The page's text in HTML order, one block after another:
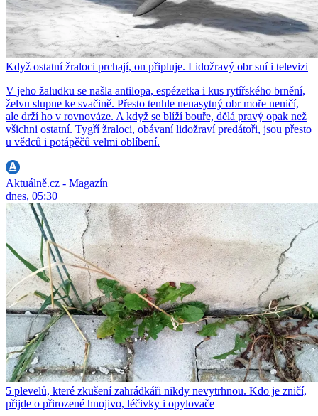
Když ostatní žraloci prchají, on připluje. Lidožravý obr sní i televizi
V jeho žaludku se našla antilopa, espézetka i kus rytířského brnění,
želvu slupne ke svačině. Přesto tenhle nenasytný obr moře neničí,
ale drží ho v rovnováze. A když se blíží bouře, dělá pravý opak než
všichni ostatní. Tygří žraloci, obávaní lidožraví predátoři, jsou přesto
u vědců i potápěčů velmi oblíbení.
Aktuálně.cz - Magazín
dnes, 05:30
5 plevelů, které zkušení zahrádkáři nikdy nevytrhnou. Kdo je zničí,
přijde o přirozené hnojivo, léčivky i opylovače